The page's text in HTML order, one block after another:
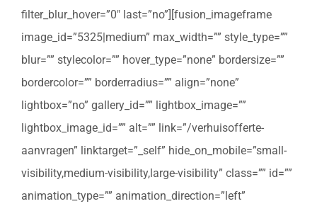
filter_blur_hover=”0″ last=”no”][fusion_imageframe
image_id=”5325|medium” max_width=”” style_type=””
blur=”” stylecolor=”” hover_type=”none” bordersize=””
bordercolor=”” borderradius=”” align=”none”
lightbox=”no” gallery_id=”” lightbox_image=””
lightbox_image_id=”” alt=”” link=”/verhuisofferte-
aanvragen” linktarget=”_self” hide_on_mobile=”small-
visibility,medium-visibility,large-visibility” class=”” id=””
animation_type=”” animation_direction=”left”